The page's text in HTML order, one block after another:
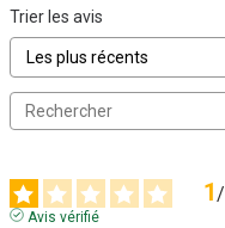
Trier les avis
1/
Avis vérifié